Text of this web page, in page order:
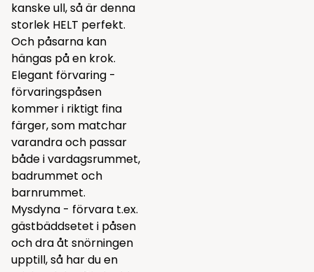
kanske ull, så är denna
storlek HELT perfekt.
Och påsarna kan
hängas på en krok.
Elegant förvaring -
förvaringspåsen
kommer i riktigt fina
färger, som matchar
varandra och passar
både i vardagsrummet,
badrummet och
barnrummet.
Mysdyna - förvara t.ex.
gästbäddsetet i påsen
och dra åt snörningen
upptill, så har du en